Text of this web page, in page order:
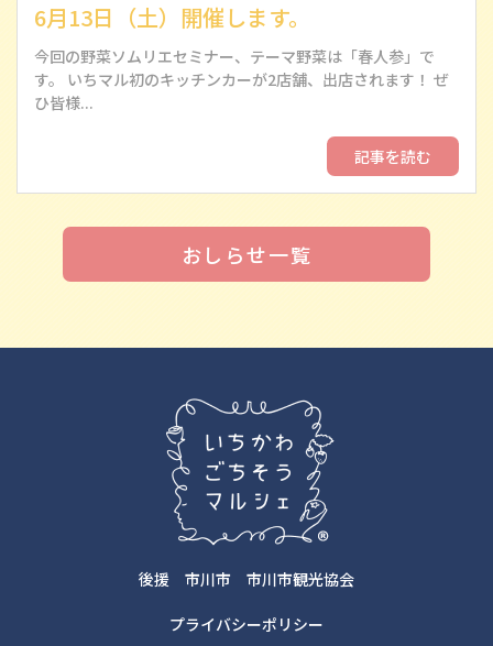
6月13日（土）開催します。
今回の野菜ソムリエセミナー、テーマ野菜は「春人参」で
す。 いちマル初のキッチンカーが2店舗、出店されます！ ぜ
ひ皆様...
記事を読む
おしらせ一覧
後援 市川市 市川市観光協会
プライバシーポリシー